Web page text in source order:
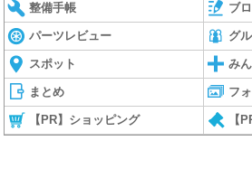
整備手帳 ブ
パーツレビュー グ
スポット み
まとめ フ
【PR】ショッピング 【